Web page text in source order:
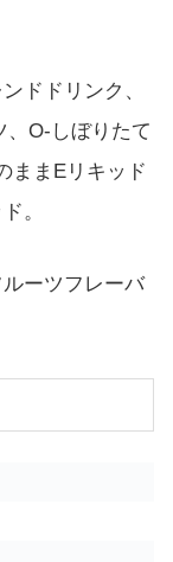
ドドリンク、
、O-しぼりたて
ままEリキッド
。
ーツフレーバ